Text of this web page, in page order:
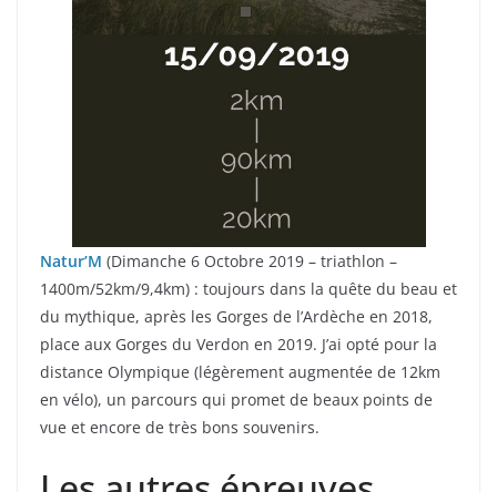
Natur’M (Dimanche 6 Octobre 2019 – triathlon –
1400m/52km/9,4km) : toujours dans la quête du beau et
du mythique, après les Gorges de l’Ardèche en 2018,
place aux Gorges du Verdon en 2019. J’ai opté pour la
distance Olympique (légèrement augmentée de 12km
en vélo), un parcours qui promet de beaux points de
vue et encore de très bons souvenirs.